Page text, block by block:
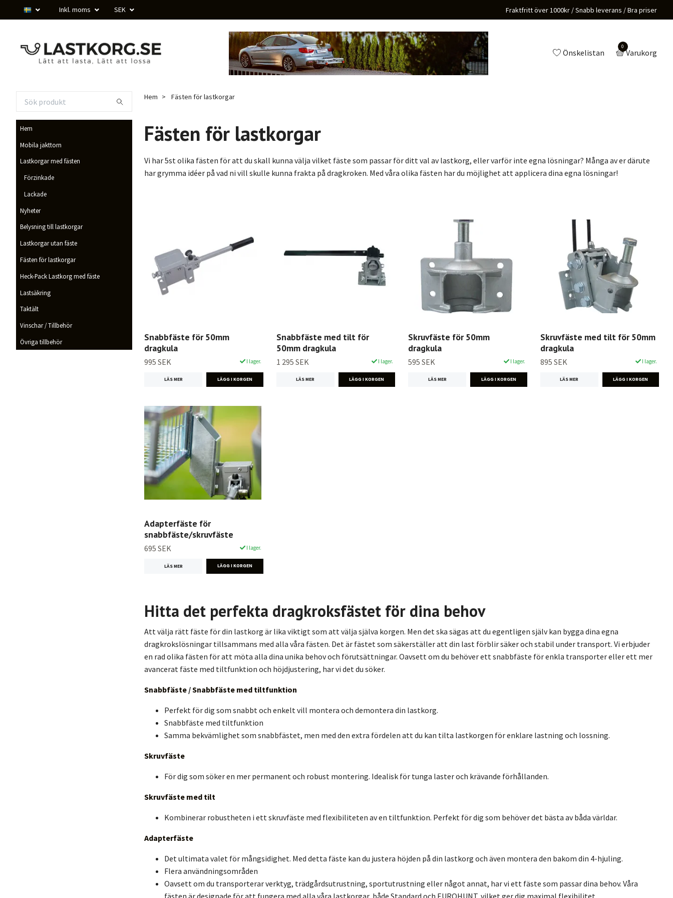
Inkl. moms SEK Fraktfritt över 1000kr / Snabb leverans / Bra priser
Önskelistan
0
Varukorg
Hem
Mobila jakttorn
Lastkorgar med fästen
Förzinkade
Lackade
Nyheter
Belysning till lastkorgar
Lastkorgar utan fäste
Fästen för lastkorgar
Heck-Pack Lastkorg med fäste
Lastsäkring
Taktält
Vinschar / Tillbehör
Övriga tillbehör
Hem Fästen för lastkorgar
Fästen för lastkorgar
Vi har 5st olika fästen för att du skall kunna välja vilket fäste som passar för ditt val av lastkorg, eller varför inte egna lösningar? Många av er därute
har grymma idéer på vad ni vill skulle kunna frakta på dragkroken. Med våra olika fästen har du möjlighet att applicera dina egna lösningar!
Snabbfäste för 50mm
dragkula
995 SEK I lager.
LÄS MER
Snabbfäste med tilt för
50mm dragkula
1 295 SEK I lager.
LÄS MER
Skruvfäste för 50mm
dragkula
595 SEK I lager.
LÄS MER
Skruvfäste med tilt för 50mm
dragkula
895 SEK I lager.
LÄS MER
Adapterfäste för
snabbfäste/skruvfäste
695 SEK I lager.
LÄS MER
Hitta det perfekta dragkroksfästet för dina behov
Att välja rätt fäste för din lastkorg är lika viktigt som att välja själva korgen. Men det ska sägas att du egentligen själv kan bygga dina egna
dragkrokslösningar tillsammans med alla våra fästen. Det är fästet som säkerställer att din last förblir säker och stabil under transport. Vi erbjuder
en rad olika fästen för att möta alla dina unika behov och förutsättningar. Oavsett om du behöver ett snabbfäste för enkla transporter eller ett mer
avancerat fäste med tiltfunktion och höjdjustering, har vi det du söker.
Snabbfäste /Snabbfäste med tiltfunktion
Perfekt för dig som snabbt och enkelt vill montera och demontera din lastkorg.
Snabbfäste med tiltfunktion
Samma bekvämlighet som snabbfästet, men med den extra fördelen att du kan tilta lastkorgen för enklare lastning och lossning.
Skruvfäste
För dig som söker en mer permanent och robust montering. Idealisk för tunga laster och krävande förhållanden.
Skruvfäste med tilt
Kombinerar robustheten i ett skruvfäste med flexibiliteten av en tiltfunktion. Perfekt för dig som behöver det bästa av båda världar.
Adapterfäste
Det ultimata valet för mångsidighet. Med detta fäste kan du justera höjden på din lastkorg och även montera den bakom din 4-hjuling.
Flera användningsområden
Oavsett om du transporterar verktyg, trädgårdsutrustning, sportutrustning eller något annat, har vi ett fäste som passar dina behov. Våra
fästen är designade för att fungera med alla våra lastkorgar, både Standard och EUROHUNT, vilket ger dig maximal flexibilitet.